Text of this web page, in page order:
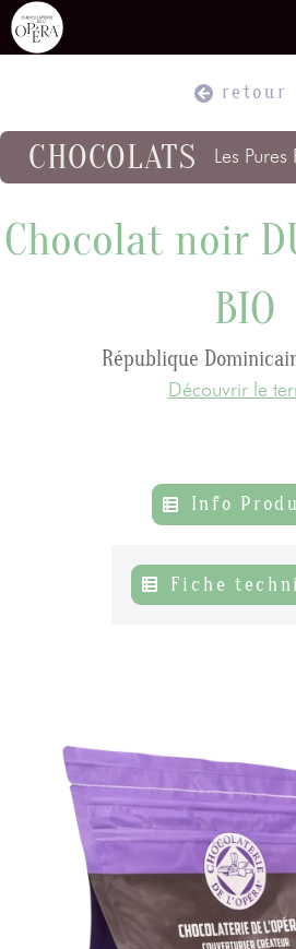
Produits
Recettes
Savoir-Faire
Témoignages
Actualités
Mentions légales Gestion des cookies
+ 33 4 90 87 00 10//
retour
CHOCOLATS Les
Chocolat noir
BIO
République
Découvrir le
Info
Fiche